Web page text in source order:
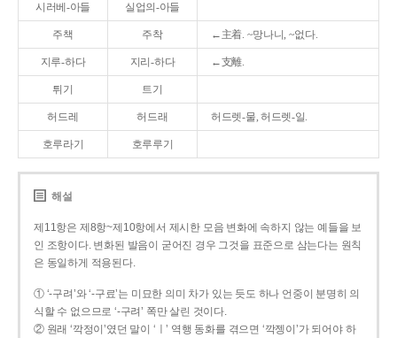
시러베-아들 실업의-아들
주책 주착 ←主着. ~망나니, ~없다.
지루-하다 지리-하다 ←支離.
튀기 트기
허드레 허드래 허드렛-물, 허드렛-일.
호루라기 호루루기
해설
제11항은 제8항~제10항에서 제시한 모음 변화에 속하지 않는 예들을 보
인 조항이다. 변화된 발음이 굳어진 경우 그것을 표준으로 삼는다는 원칙
은 동일하게 적용된다.
① ‘-구려’와 ‘-구료’는 미묘한 의미 차가 있는 듯도 하나 언중이 분명히 의
식할 수 없으므로 ‘-구려’ 쪽만 살린 것이다.
② 원래 ‘깍정이’였던 말이 ‘ㅣ’ 역행 동화를 겪으면 ‘깍젱이’가 되어야 하